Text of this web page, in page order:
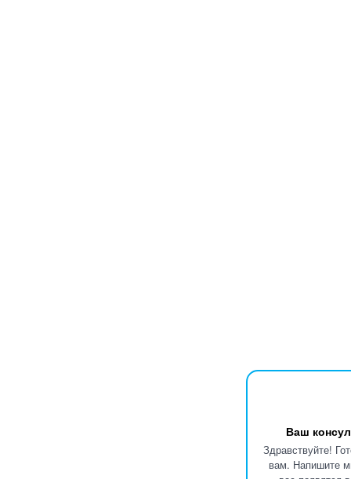
Ваш
Здравствуйте!
вам. Напишите